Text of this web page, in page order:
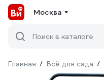
Москва
Поиск в каталоге
Главная / Всё для сада /